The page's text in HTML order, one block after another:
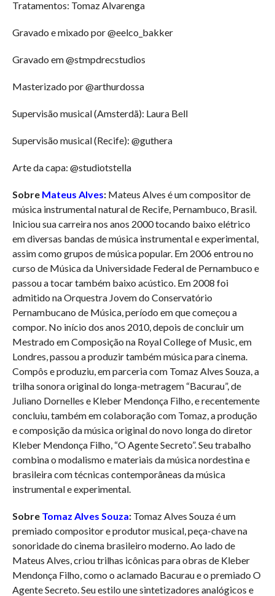
Tratamentos: Tomaz Alvarenga
Gravado e mixado por @eelco_bakker
Gravado em @stmpdrecstudios
Masterizado por @arthurdossa
Supervisão musical (Amsterdã): Laura Bell
Supervisão musical (Recife): @guthera
Arte da capa: @studiotstella
Sobre Mateus Alves: Mateus Alves é um compositor de
música instrumental natural de Recife, Pernambuco, Brasil.
Iniciou sua carreira nos anos 2000 tocando baixo elétrico
em diversas bandas de música instrumental e experimental,
assim como grupos de música popular. Em 2006 entrou no
curso de Música da Universidade Federal de Pernambuco e
passou a tocar também baixo acústico. Em 2008 foi
admitido na Orquestra Jovem do Conservatório
Pernambucano de Música, período em que começou a
compor. No início dos anos 2010, depois de concluir um
Mestrado em Composição na Royal College of Music, em
Londres, passou a produzir também música para cinema.
Compôs e produziu, em parceria com Tomaz Alves Souza, a
trilha sonora original do longa-metragem “Bacurau”, de
Juliano Dornelles e Kleber Mendonça Filho, e recentemente
concluiu, também em colaboração com Tomaz, a produção
e composição da música original do novo longa do diretor
Kleber Mendonça Filho, “O Agente Secreto”. Seu trabalho
combina o modalismo e materiais da música nordestina e
brasileira com técnicas contemporâneas da música
instrumental e experimental.
Sobre Tomaz Alves Souza: Tomaz Alves Souza é um
premiado compositor e produtor musical, peça-chave na
sonoridade do cinema brasileiro moderno. Ao lado de
Mateus Alves, criou trilhas icônicas para obras de Kleber
Mendonça Filho, como o aclamado Bacurau e o premiado O
Agente Secreto. Seu estilo une sintetizadores analógicos e